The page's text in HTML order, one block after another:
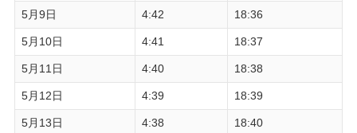
5月9日 4:42 18:36
5月10日 4:41 18:37
5月11日 4:40 18:38
5月12日 4:39 18:39
5月13日 4:38 18:40